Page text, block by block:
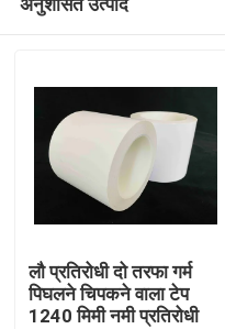
लौ प्रतिरोधी दो तरफा गर्म
पिघलने चिपकने वाला टेप
1240 मिमी नमी प्रतिरोधी